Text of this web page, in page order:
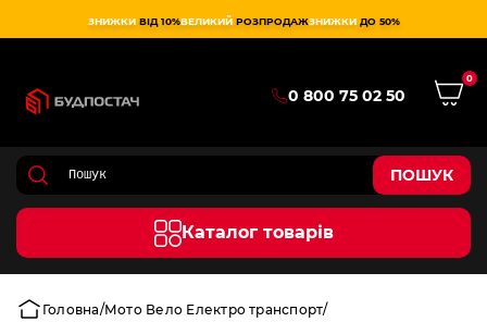
ЗНИЖКИ ВІД 10%ВЕЛИКИЙ РОЗПРОДАЖЗНИЖКИ ДО 50%
0 800 75 02 50
0
ПОШУК
Каталог товарів
Головна Мото Вело Електро транспорт